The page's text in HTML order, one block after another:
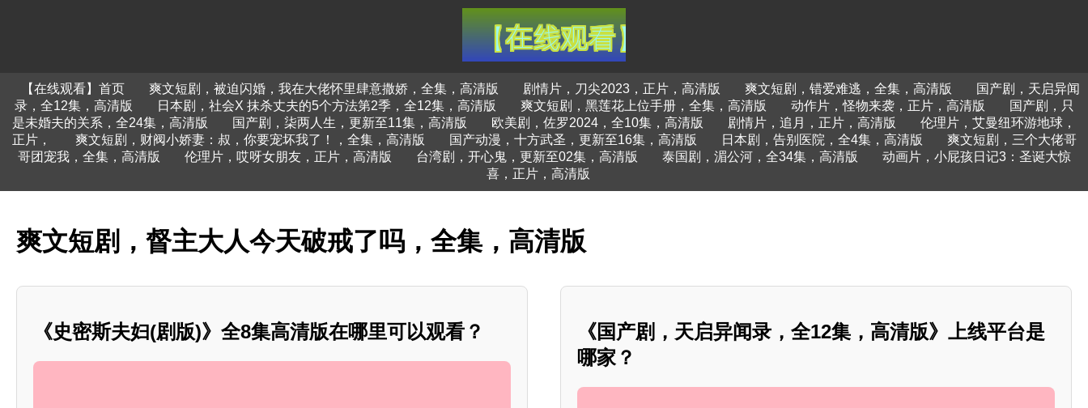
【在线观看】首页 爽文短剧，被迫闪婚，我在大佬怀里肆意撒娇，全集，高清版 剧情片，刀尖2023，正片，高清版 爽文短剧，错爱难逃，全集，高清版
国产剧，天启异闻
录，全12集，高清版
日本剧，社会X 抹杀丈夫的5个方法第2季，全12集，高清版 爽文短剧，黑莲花上位手册，全集，高清版 动作片，怪物来袭，正片，高清版
国产剧，只
是未婚夫的关系，全24集，高清版
国产剧，柒两人生，更新至11集，高清版 欧美剧，佐罗2024，全10集，高清版 剧情片，追月，正片，高清版
伦理片，艾曼纽环游地球，
正片，
爽文短剧，财阀小娇妻：叔，你要宠坏我了！，全集，高清版 国产动漫，十方武圣，更新至16集，高清版 日本剧，告别医院，全4集，高清版
爽文短剧，三个大佬哥
哥团宠我，全集，高清版
伦理片，哎呀女朋友，正片，高清版 台湾剧，开心鬼，更新至02集，高清版 泰国剧，湄公河，全34集，高清版
动画片，小屁孩日记3：圣诞大惊
喜，正片，高清版
爽文短剧，督主大人今天破戒了吗，全集，高清版
《史密斯夫妇(剧版)》全8集高清版在哪里可以观看？
《国产剧，天启异闻录，全12集，高清版》上线平台是
哪家？